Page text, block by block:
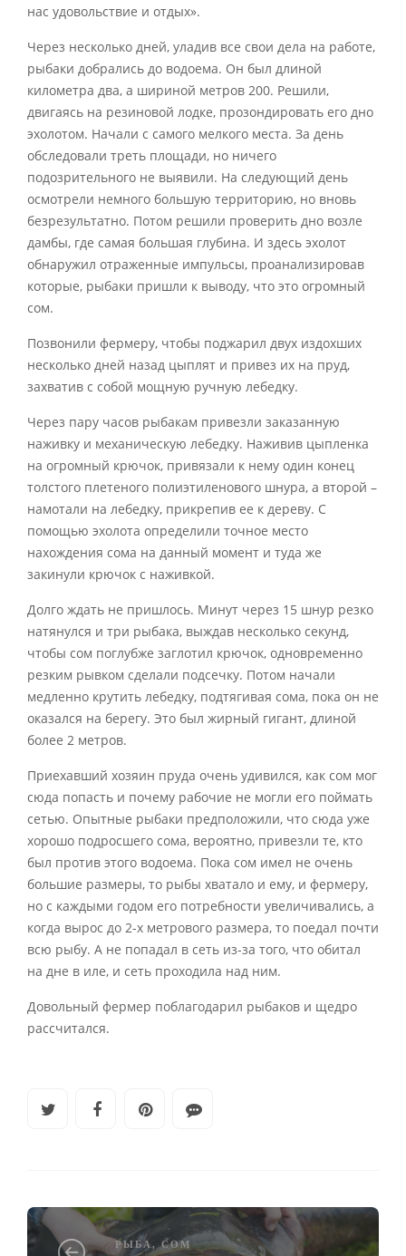
нас удовольствие и отдых».
Через несколько дней, уладив все свои дела на работе,
рыбаки добрались до водоема. Он был длиной
километра два, а шириной метров 200. Решили,
двигаясь на резиновой лодке, прозондировать его дно
эхолотом. Начали с самого мелкого места. За день
обследовали треть площади, но ничего
подозрительного не выявили. На следующий день
осмотрели немного большую территорию, но вновь
безрезультатно. Потом решили проверить дно возле
дамбы, где самая большая глубина. И здесь эхолот
обнаружил отраженные импульсы, проанализировав
которые, рыбаки пришли к выводу, что это огромный
сом.
Позвонили фермеру, чтобы поджарил двух издохших
несколько дней назад цыплят и привез их на пруд,
захватив с собой мощную ручную лебедку.
Через пару часов рыбакам привезли заказанную
наживку и механическую лебедку. Наживив цыпленка
на огромный крючок, привязали к нему один конец
толстого плетеного полиэтиленового шнура, а второй –
намотали на лебедку, прикрепив ее к дереву. С
помощью эхолота определили точное место
нахождения сома на данный момент и туда же
закинули крючок с наживкой.
Долго ждать не пришлось. Минут через 15 шнур резко
натянулся и три рыбака, выждав несколько секунд,
чтобы сом поглубже заглотил крючок, одновременно
резким рывком сделали подсечку. Потом начали
медленно крутить лебедку, подтягивая сома, пока он не
оказался на берегу. Это был жирный гигант, длиной
более 2 метров.
Приехавший хозяин пруда очень удивился, как сом мог
сюда попасть и почему рабочие не могли его поймать
сетью. Опытные рыбаки предположили, что сюда уже
хорошо подросшего сома, вероятно, привезли те, кто
был против этого водоема. Пока сом имел не очень
большие размеры, то рыбы хватало и ему, и фермеру,
но с каждыми годом его потребности увеличивались, а
когда вырос до 2-х метрового размера, то поедал почти
всю рыбу. А не попадал в сеть из-за того, что обитал
на дне в иле, и сеть проходила над ним.
Довольный фермер поблагодарил рыбаков и щедро
рассчитался.
РЫБА,СОМ